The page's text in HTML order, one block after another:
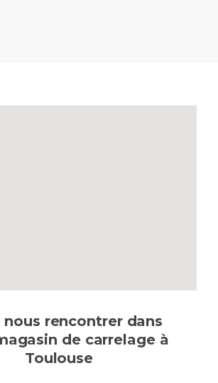
nous rencontrer dans
de carrelage à
Toulouse